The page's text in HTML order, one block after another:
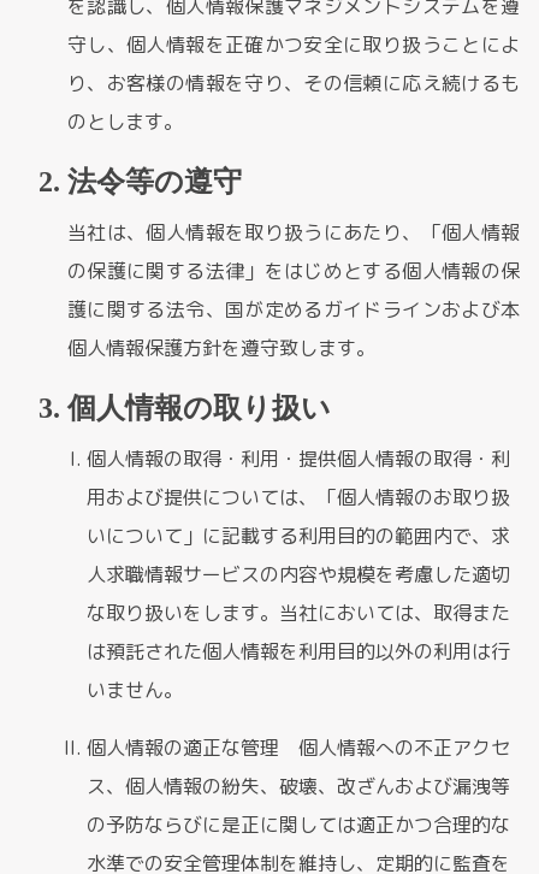
を認識し、個人情報保護マネジメントシステムを遵
守し、個人情報を正確かつ安全に取り扱うことによ
り、お客様の情報を守り、その信頼に応え続けるも
のとします。
法令等の遵守
当社は、個人情報を取り扱うにあたり、「個人情報
の保護に関する法律」をはじめとする個人情報の保
護に関する法令、国が定めるガイドラインおよび本
個人情報保護方針を遵守致します。
個人情報の取り扱い
個人情報の取得・利用・提供個人情報の取得・利
用および提供については、「個人情報のお取り扱
いについて」に記載する利用目的の範囲内で、求
人求職情報サービスの内容や規模を考慮した適切
な取り扱いをします。当社においては、取得また
は預託された個人情報を利用目的以外の利用は行
いません。
個人情報の適正な管理 個人情報への不正アクセ
ス、個人情報の紛失、破壊、改ざんおよび漏洩等
の予防ならびに是正に関しては適正かつ合理的な
水準での安全管理体制を維持し、定期的に監査を